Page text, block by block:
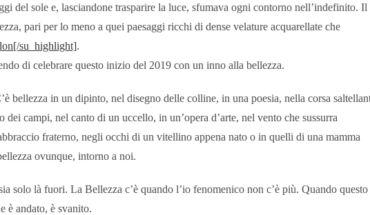
del sole e, lasciandone trasparire la luce, sfumava ogni contorno nell’indefinito. Il
pari per lo meno a quei paesaggi ricchi di dense velature acquarellate che
su_highlight].
di celebrare questo inizio del 2019 con un inno alla bellezza.
bellezza in un dipinto, nel disegno delle colline, in una poesia, nella corsa
campi, nel canto di un uccello, in un’opera d’arte, nel vento che sussurra
fraterno, negli occhi di un vitellino appena nato o in quelli di una mamma
ovunque, intorno a noi.
solo là fuori. La Bellezza c’è quando l’io fenomenico non c’è più. Quando questo
è andato, è svanito.